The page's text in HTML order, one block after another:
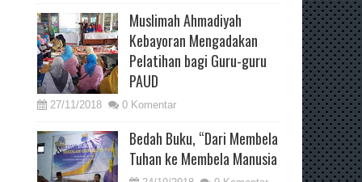
Muslimah Ahmadiyah
Kebayoran Mengadakan
Pelatihan bagi Guru-guru
PAUD
27/11/2018 0 Komentar
Bedah Buku, “Dari Membela
Tuhan ke Membela Manusia